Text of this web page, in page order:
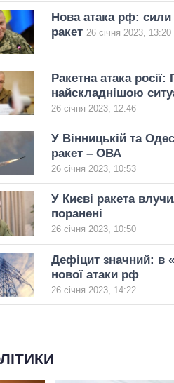
Нова атака рф:
ракет 26 січня 2023, 13:20
Ракетна атака
найскладнішою
26 січня 2023, 12:46
У Вінницькій та
ракет – ОВА
26 січня 2023, 10:53
У Києві ракета
поранені
26 січня 2023, 10:50
Дефіцит значний: в
нової атаки рф
26 січня 2023, 14:22